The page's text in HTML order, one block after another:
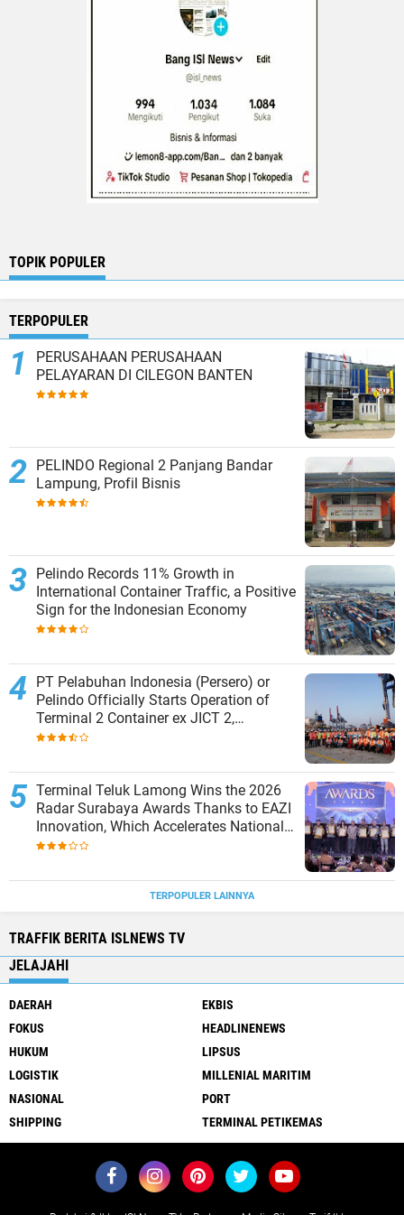
TOPIK POPULER
TERPOPULER
PERUSAHAAN PERUSAHAAN
PELAYARAN DI CILEGON BANTEN
PELINDO Regional 2 Panjang Bandar
Lampung, Profil Bisnis
Pelindo Records 11% Growth in
International Container Traffic, a Positive
Sign for the Indonesian Economy
PT Pelabuhan Indonesia (Persero) or
Pelindo Officially Starts Operation of
Terminal 2 Container ex JICT 2,
Strengthening Productivity of Tanjung
Terminal Teluk Lamong Wins the 2026
Radar Surabaya Awards Thanks to EAZI
Innovation, Which Accelerates National
Logistics Services
TERPOPULER LAINNYA
TRAFFIK BERITA ISLNEWS TV
JELAJAHI
DAERAH
EKBIS
FOKUS
HEADLINENEWS
HUKUM
LIPSUS
LOGISTIK
MILLENIAL MARITIM
NASIONAL
PORT
SHIPPING
TERMINAL PETIKEMAS